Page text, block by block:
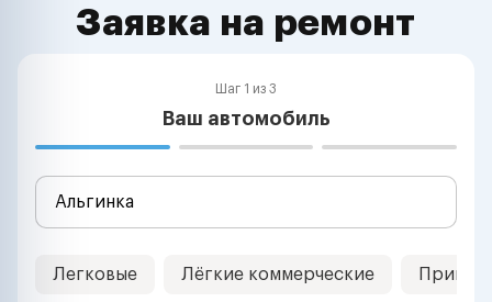
Заявка на ремонт
Шаг 1 из 3
Ваш автомобиль
Легковые Лёгкие коммерческие